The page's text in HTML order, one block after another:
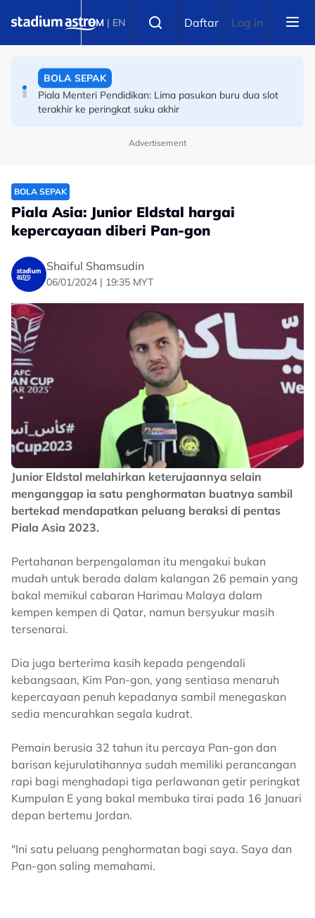
BM | EN Daftar Log in
Final Masters Korea: Eksperimen berjaya! Beregu
BOLA SEPAK
Piala Menteri Pendidikan: Lima pasukan buru dua slot
terakhir ke peringkat suku akhir
Advertisement
BOLA SEPAK
Piala Asia: Junior Eldstal hargai
kepercayaan diberi Pan-gon
Shaiful Shamsudin
06/01/2024 | 19:35 MYT
Junior Eldstal melahirkan keterujaannya selain
menganggap ia satu penghormatan buatnya sambil
bertekad mendapatkan peluang beraksi di pentas
Piala Asia 2023.
Pertahanan berpengalaman itu mengakui bukan
mudah untuk berada dalam kalangan 26 pemain yang
bakal memikul cabaran Harimau Malaya dalam
kempen kempen di Qatar, namun bersyukur masih
tersenarai.
Dia juga berterima kasih kepada pengendali
kebangsaan, Kim Pan-gon, yang sentiasa menaruh
kepercayaan penuh kepadanya sambil menegaskan
sedia mencurahkan segala kudrat.
Pemain berusia 32 tahun itu percaya Pan-gon dan
barisan kejurulatihannya sudah memiliki perancangan
rapi bagi menghadapi tiga perlawanan getir peringkat
Kumpulan E yang bakal membuka tirai pada 16 Januari
depan bertemu Jordan.
"Ini satu peluang penghormatan bagi saya. Saya dan
Pan-gon saling memahami.